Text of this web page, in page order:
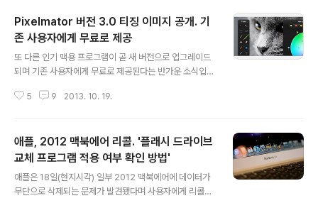
Pixelmator 버전 3.0 티징 이미지 공개. 기
존 사용자에게 무료로 제공
또 다른 인기 맥용 프로그램이 곧 새 버전으로 업그레이드
되며 기존 사용자에게 무료로 제공된다는 반가운 소식입니
용자 전원에게 공짜로 제공되는 방식입니다.포토샵 가격의
메이터(Pixelmator)'가 곧 버전 3.0으로 업데이트됩니
다. 제작사는 오늘 공식 홈페이지에 티징 이미지를 내걸며
픽셀메이터 3.0 버전을 곧 출시한다고 밝혔습니다. 아울러
'레이어 스타일'과 '리퀴파이 툴(Liquify Tool)'을 버전 3.
5 9 2013. 10. 19.
애플, 2012 맥북에어 리콜. '플래시 드라이브
교체 프로그램 적용 여부 확인 방법'
애플은 18일(현지시각) 일부 2012 맥북에어에 데이터가
무단으로 삭제되는 문제가 발견됐다며 사용자에게 리콜을